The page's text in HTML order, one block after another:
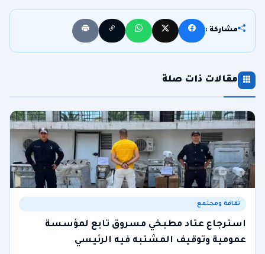
مشاركة :
مقالات ذات صلة
ثقافة ومجتمع
استرجاع عتاد مطبخي مسروق تابع لمؤسسة
عمومية وتوقيف المشتبه فيه الرئيسي